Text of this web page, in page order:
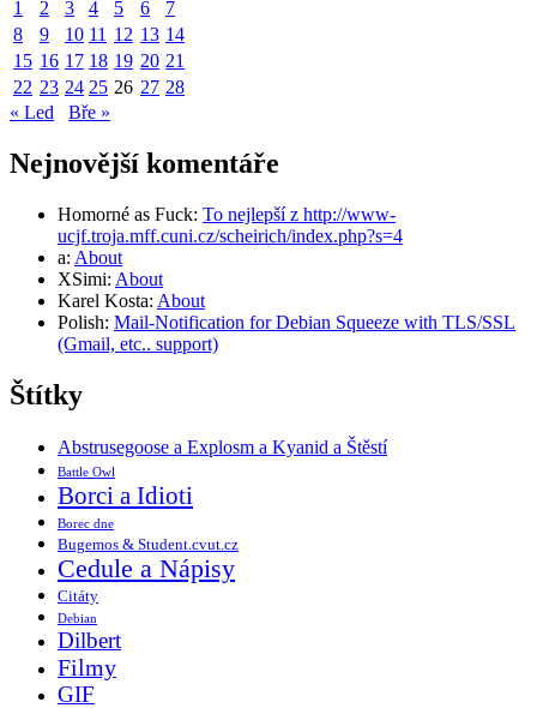
1 2 3 4 5 6
7
8
9 10 11 12 13 14
15 16 17 18 19 20 21
22 23 24 25 26 27 28
« Led
Bře »
Nejnovější komentáře
Homorné as Fuck: To nejlepší z http://www-
ucjf.troja.mff.cuni.cz/scheirich/index.php?s=4
a: About
XSimi: About
Karel Kosta: About
Polish: Mail-Notification for Debian Squeeze with TLS/SSL
(Gmail, etc.. support)
Štítky
Abstrusegoose a Explosm a Kyanid a Štěstí
Battle Owl
Borci a Idioti
Borec dne
Bugemos & Student.cvut.cz
Cedule a Nápisy
Citáty
Debian
Dilbert
Filmy
GIF